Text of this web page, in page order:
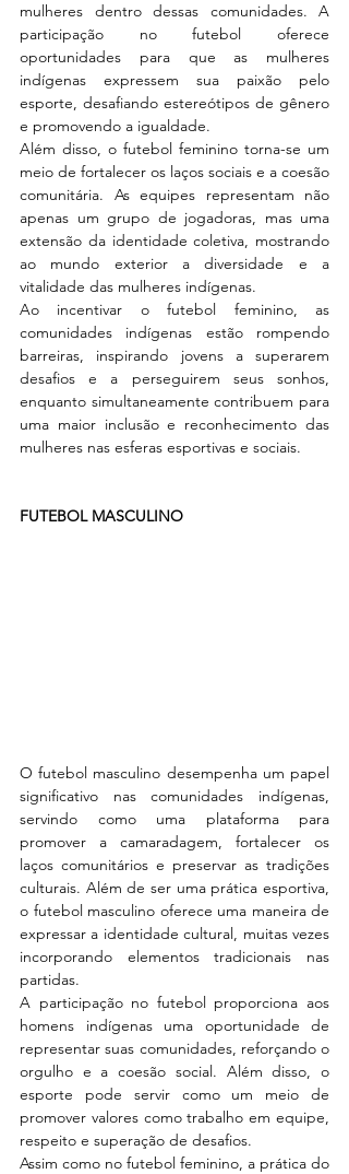
mulheres dentro dessas comunidades. A
participação no futebol oferece
oportunidades para que as mulheres
indígenas expressem sua paixão pelo
esporte, desafiando estereótipos de gênero
e promovendo a igualdade.
Além disso, o futebol feminino torna-se um
meio de fortalecer os laços sociais e a coesão
comunitária. As equipes representam não
apenas um grupo de jogadoras, mas uma
extensão da identidade coletiva, mostrando
ao mundo exterior a diversidade e a
vitalidade das mulheres indígenas.
Ao incentivar o futebol feminino, as
comunidades indígenas estão rompendo
barreiras, inspirando jovens a superarem
desafios e a perseguirem seus sonhos,
enquanto simultaneamente contribuem para
uma maior inclusão e reconhecimento das
mulheres nas esferas esportivas e sociais.
FUTEBOL MASCULINO
O futebol masculino desempenha um papel
significativo nas comunidades indígenas,
servindo como uma plataforma para
promover a camaradagem, fortalecer os
laços comunitários e preservar as tradições
culturais. Além de ser uma prática esportiva,
o futebol masculino oferece uma maneira de
expressar a identidade cultural, muitas vezes
incorporando elementos tradicionais nas
partidas.
A participação no futebol proporciona aos
homens indígenas uma oportunidade de
representar suas comunidades, reforçando o
orgulho e a coesão social. Além disso, o
esporte pode servir como um meio de
promover valores como trabalho em equipe,
respeito e superação de desafios.
Assim como no futebol feminino, a prática do